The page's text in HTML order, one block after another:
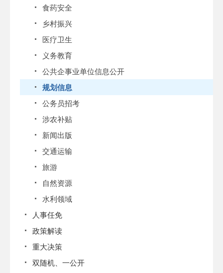
食药安全
乡村振兴
医疗卫生
义务教育
公共企事业单位信息公开
规划信息
公务员招考
涉农补贴
新闻出版
交通运输
旅游
自然资源
水利领域
人事任免
政策解读
重大决策
双随机、一公开